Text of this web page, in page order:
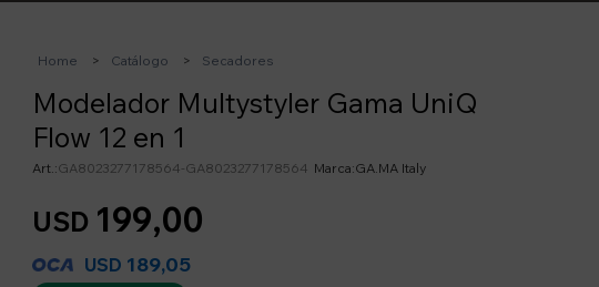
Home Catálogo Secadores
Modelador Multystyler Gama UniQ
Flow 12 en 1
GA8023277178564-GA8023277178564 GA.MA Italy
USD 199,00
USD 189,05